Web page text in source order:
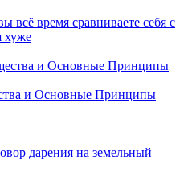
всё время сравниваете себя с
хуже
и Основные Принципы
дарения на земельный